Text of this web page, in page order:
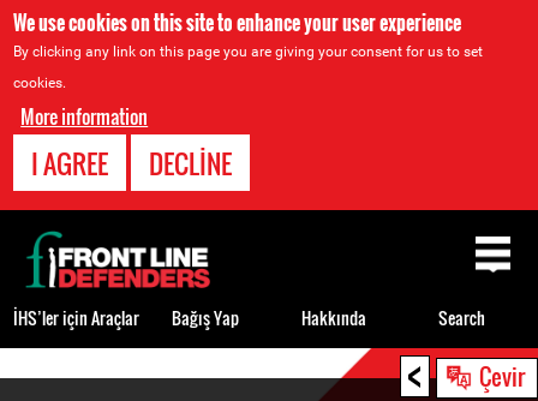
We use cookies on this site to enhance your user experience
By clicking any link on this page you are giving your consent for us to set
cookies.
More information
I AGREE DECLINE
< Çevir
Back
to
top
İHS’ler için Araçlar Bağış Yap Hakkında Search